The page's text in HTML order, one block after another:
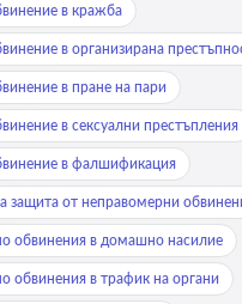
в кражба
в организирана
в пране на пари
в сексуални престъпления
в фалшификация
защита от неправомерни
обвинения в домашно насилие
обвинения в трафик на органи